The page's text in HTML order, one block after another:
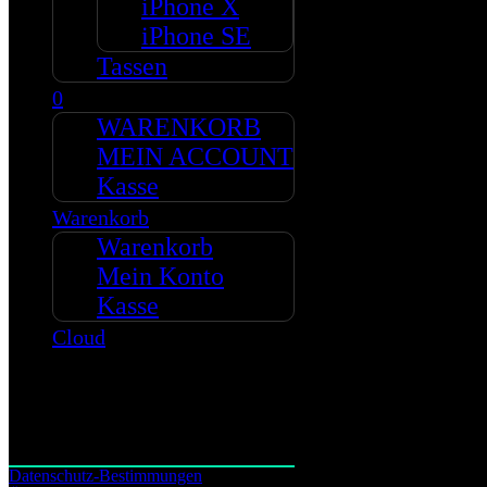
iPhone X
iPhone SE
Tassen
0
WARENKORB
MEIN ACCOUNT
Kasse
Warenkorb
Warenkorb
Mein Konto
Kasse
Cloud
Mein Account
Zeitleiste
Beste Platzierung
#6 Ampelmann
#13 Crazy Pinguins
#48 CP -Summer Edition
#52 CP -German Edition
#77 LoveHearts
Datenschutz-Bestimmungen